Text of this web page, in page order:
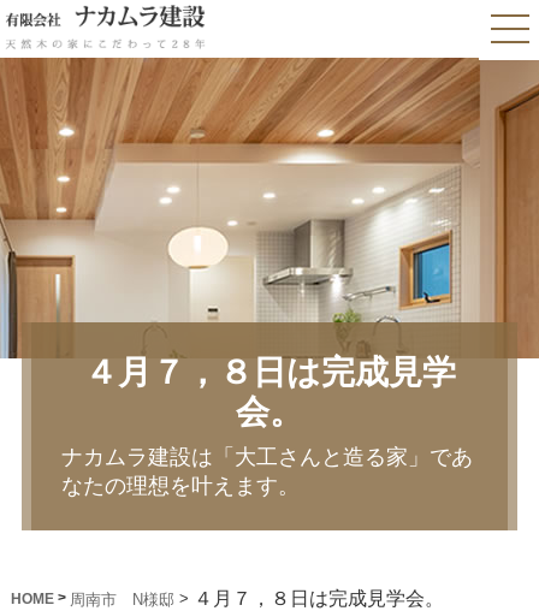
４月７，８日は完成見学
会。
ナカムラ建設は「大工さんと造る家」であ
なたの理想を叶えます。
HOME> 周南市 N様邸 > ４月７，８日は完成見学会。